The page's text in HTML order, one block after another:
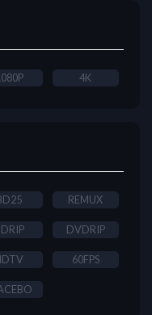
4K
REMUX
DVDRIP
60FPS